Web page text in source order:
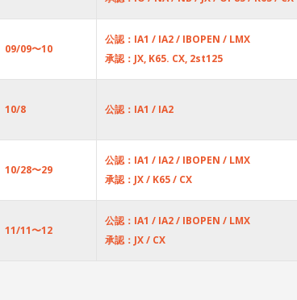
09/09〜10
公認：IA1 / IA2 / IBOPEN / LMX
承認：JX, K65. CX, 2st125
10/8 公認：IA1 / IA2
10/28〜29
公認：IA1 / IA2 / IBOPEN / LMX
承認：JX / K65 / CX
11/11〜12
公認：IA1 / IA2 / IBOPEN / LMX
承認：JX / CX